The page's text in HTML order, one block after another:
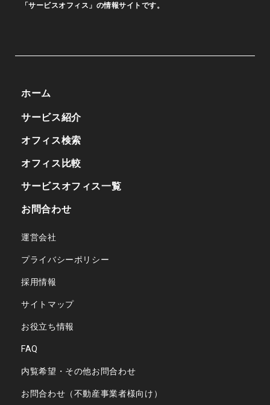
「サービスオフィス」の情報サイトです。
ホーム
サービス紹介
オフィス検索
オフィス比較
サービスオフィス一覧
お問合わせ
運営会社
プライバシーポリシー
採用情報
サイトマップ
お役立ち情報
FAQ
内覧希望・その他お問合わせ
お問合わせ（不動産事業者様向け）